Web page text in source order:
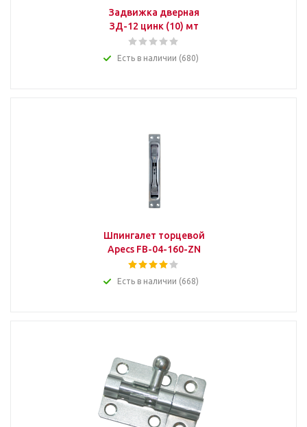
Задвижка дверная
ЗД-12 цинк (10) мт
Есть в наличии (680)
Шпингалет торцевой
Apecs FB-04-160-ZN
Есть в наличии (668)